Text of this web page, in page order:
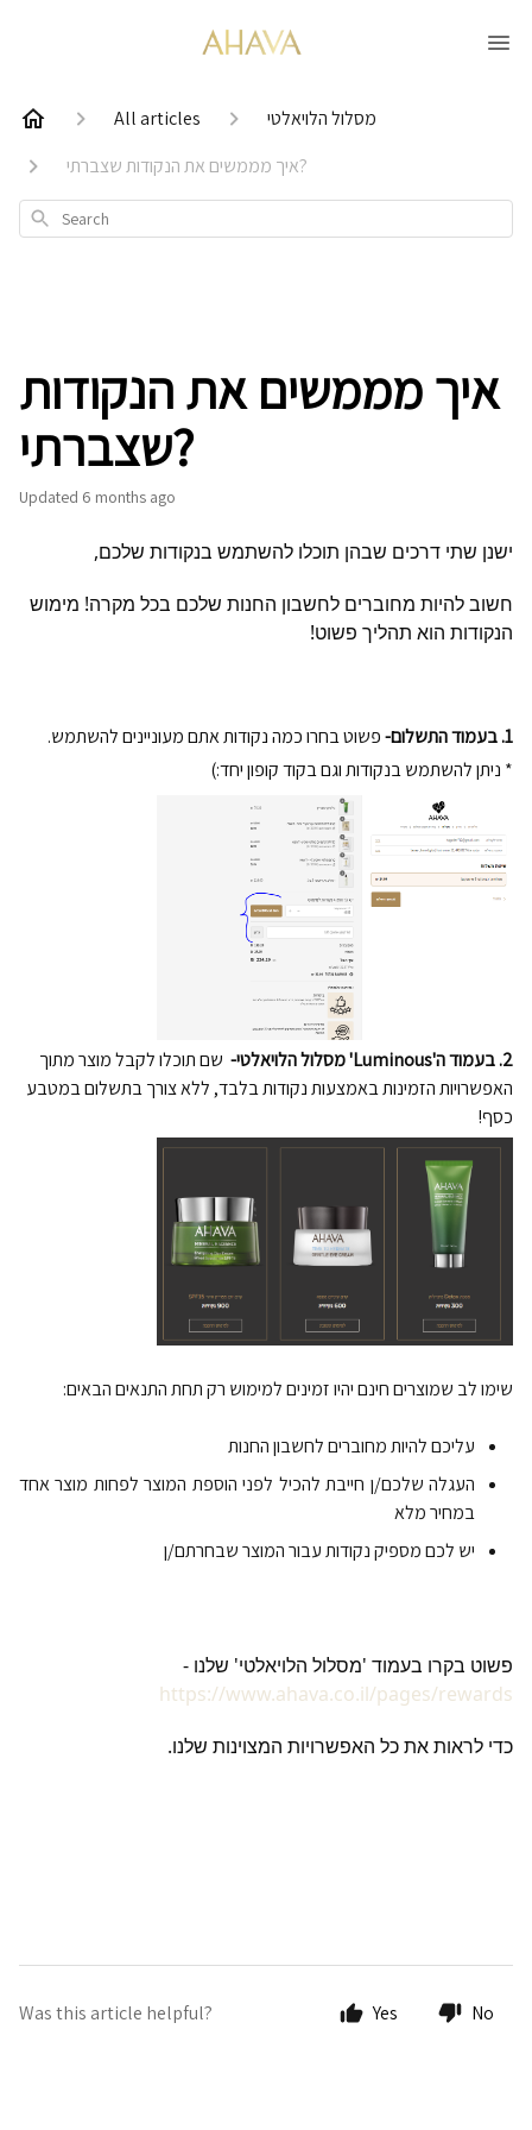
All articles
מסלול הלויאלטי
איך מממשים את הנקודות שצברתי?
Search
איך מממשים את הנקודות
שצברתי?
Updated 6 months ago
ישנן שתי דרכים שבהן תוכלו להשתמש בנקודות שלכם,
הנקודות הוא תהליך פשוט!
1. בעמוד התשלום-
פשוט בחרו כמה נקודות אתם מעוניינים להשתמש.
* ניתן להשתמש בנקודות וגם בקוד קופון יחד:)
2. בעמוד ה'Luminous' מסלול הלויאלטי-
כסף!
שימו לב שמוצרים חינם יהיו זמינים למימוש רק תחת התנאים הבאים:
עליכם להיות מחוברים לחשבון החנות
העגלה שלכם/ן חייבת להכיל לפני הוספת המוצר לפחות מוצר אחד
במחיר מלא
יש לכם מספיק נקודות עבור המוצר שבחרתם/ן
פשוט בקרו בעמוד 'מסלול הלויאלטי' שלנו -
https://www.ahava.co.il/pages/rewards
כדי לראות את כל האפשרויות המצוינות שלנו.
Was this article helpful? Yes No